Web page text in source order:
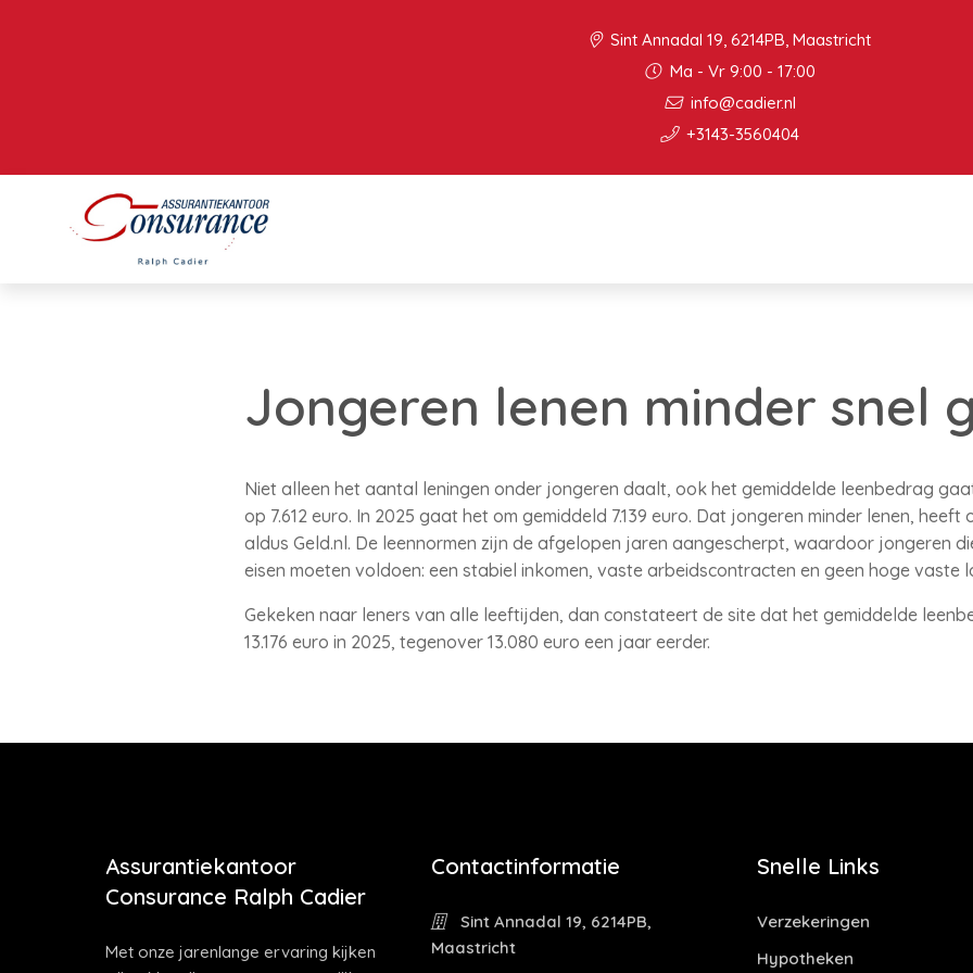
Sint Annadal 19, 6214PB, Maastricht
Ma - Vr 9:00 - 17:00
info@cadier.nl
+3143-3560404
Jongeren lenen minder snel
Niet alleen het aantal leningen onder jongeren daalt, ook het gemiddelde leenbedrag
op 7.612 euro. In 2025 gaat het om gemiddeld 7.139 euro. Dat jongeren minder lenen,
aldus Geld.nl. De leennormen zijn de afgelopen jaren aangescherpt, waardoor jongeren
eisen moeten voldoen: een stabiel inkomen, vaste arbeidscontracten en geen hoge vaste
Gekeken naar leners van alle leeftijden, dan constateert de site dat het gemiddelde
13.176 euro in 2025, tegenover 13.080 euro een jaar eerder.
Assurantiekantoor
Consurance Ralph Cadier
Met onze jarenlange ervaring kijken
Contactinformatie
Sint Annadal 19, 6214PB,
Maastricht
Snelle Links
Verzekeringen
Hypotheken